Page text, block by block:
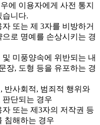
에 이용자에게 사전 통지
습니다.
자 또는 제 3자를 비방하거
으로 명예를 손상시키는 경
및 미풍양속에 위반되는 내
장, 도형 등을 유포하는 경
반사회적, 범죄적 행위와
판단되는 경우
자 또는 제3자의 저작권 등
침해하는 경우